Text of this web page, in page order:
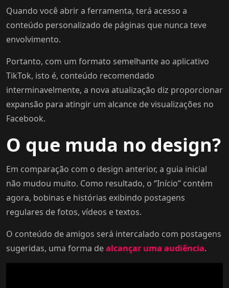
Quando você abrir a ferramenta, terá acesso a
conteúdo personalizado de páginas que nunca teve
envolvimento.
Portanto, com um formato semelhante ao aplicativo
TikTok, isto é, conteúdo recomendado
interminavelmente, a nova atualização diz proporcionar
expansão para atingir um alcance de visualizações no
Facebook.
O que muda no design?
Em comparação com o design anterior, a guia inicial
não mudou muito. Como resultado, o ‘’Início’’ contém
agora, bobinas e histórias exibindo postagens
regulares de fotos, vídeos e textos.
O conteúdo de amigos será intercalado com postagens
sugeridas, uma forma dealcançar uma audiência.